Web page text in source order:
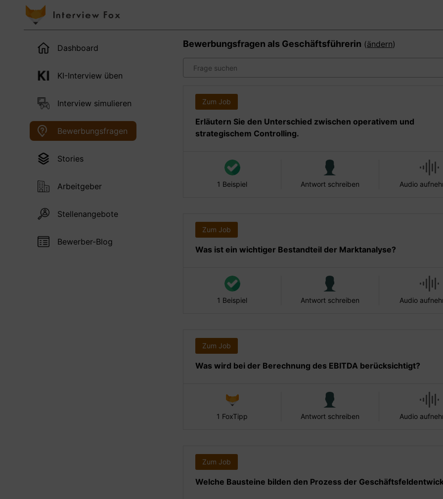
Dashboard
KI-Interview üben
Interview simulieren
Bewerbungsfragen
Stories
Arbeitgeber
Stellenangebote
Bewerber-Blog
Bewerbungsfragen als Geschäftsführerin (ändern)
Zum Job
Erläutern Sie den Unterschied zwischen operativem und
strategischem Controlling.
1 Beispiel Antwort schreiben Audio
Zum Job
Was ist ein wichtiger Bestandteil der Marktanalyse?
1 Beispiel Antwort schreiben Audio
Zum Job
Was wird bei der Berechnung des EBITDA berücksichtigt?
1 FoxTipp Antwort schreiben Audio
Zum Job
Welche Bausteine bilden den Prozess der